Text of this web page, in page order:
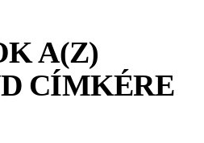
A(Z)
CÍMKÉRE